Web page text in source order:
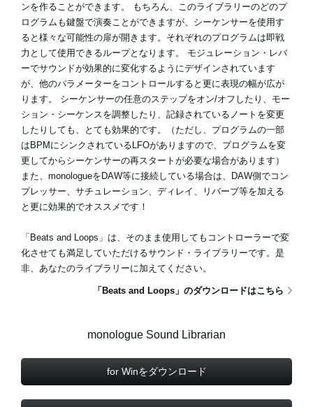
ンを作ることができます。 もちろん、このライブラリーのどのプ
ログラムも鍵盤で演奏ことができますが、シーケンサーを使用す
ると様々な可能性の扉が開きます。それぞれのプログラムは即戦
力として使用できるループとなります。 モジュレーション・レバ
ーでサウンドが効果的に変化するようにデザインされています
が、他のパラメーターをコントロールすると更に表現の幅が広が
ります。 シーケンサーの任意のステップをオン/オフしたり、モー
ション・シーケンスを調整したり、記録されているノートを変更
したりしても、とても効果的です。（ただし、プログラムの一部
はBPMにシンクされているLFOがありますので、プログラムを変
更してからシーケンサーの再スタートが必要な場合があります）
また、monologueをDAW等に接続している場合は、DAW側でコン
プレッサー、サチュレーション、ディレイ、リバーブ等を加える
と更に効果的でオススメです！
「Beats and Loops」は、そのまま使用してもコントローラーで変
化させても満足していただけるサウンド・ライブラリーです。是
非、あなたのライブラリーに加えてください。
「Beats and Loops」のダウンロードはこちら
monologue Sound Librarian
for Winをダウンロード